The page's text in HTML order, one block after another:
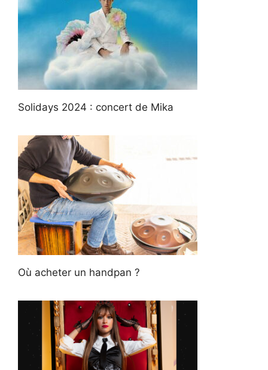
Solidays 2024 : concert de Mika
Où acheter un handpan ?